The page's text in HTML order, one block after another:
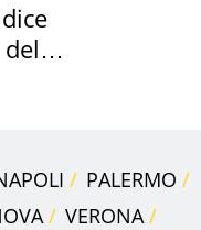
PALERMO
VERONA